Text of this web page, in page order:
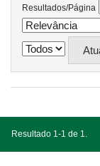
Resultados/Página
Resultado 1-1 de 1.